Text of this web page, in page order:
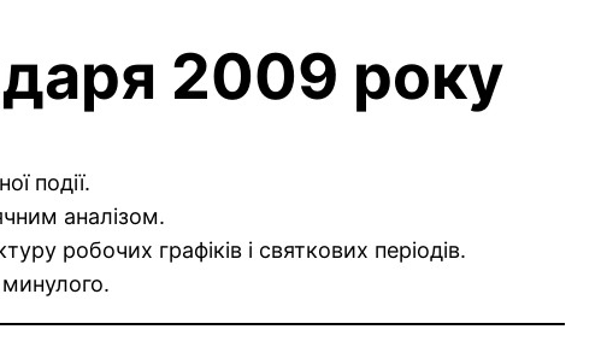
2009 року
події.
аналізом.
робочих графіків і святкових періодів.